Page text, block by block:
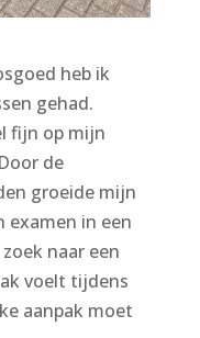
heb ik
gehad.
fijn op mijn
de
groeide mijn
examen in een
naar een
voelt tijdens
aanpak moet